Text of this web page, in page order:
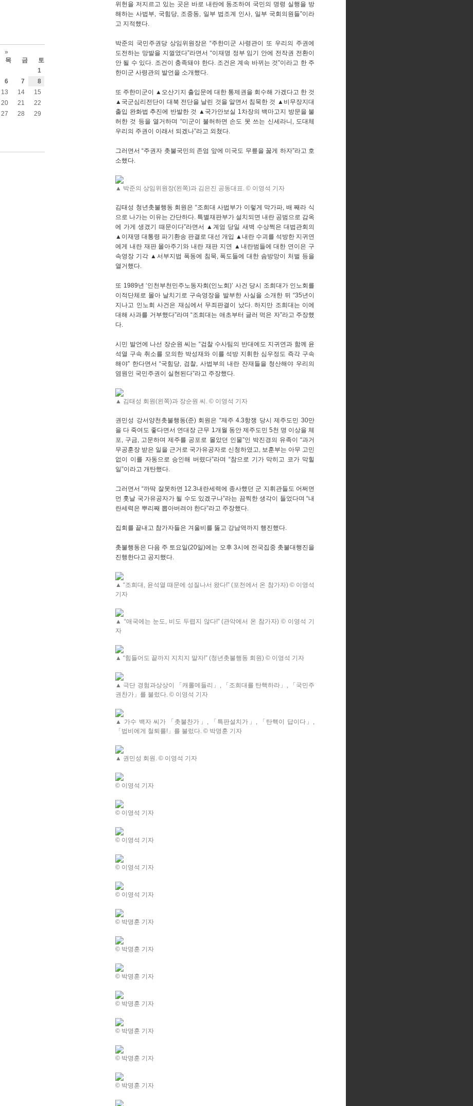
위헌을 저지르고 있는 곳은 바로 내란에 동조하여 국민의 명령 실행을 방
해하는 사법부, 국힘당, 조중동, 일부 법조계 인사, 일부 국회의원들”이라
고 지적했다.
박준의 국민주권당 상임위원장은 “주한미군 사령관이 또 우리의 주권에
도전하는 망발을 지껄였다”라면서 “이재명 정부 임기 안에 전작권 전환이
안 될 수 있다. 조건이 충족돼야 한다. 조건은 계속 바뀌는 것”이라고 한 주
한미군 사령관의 발언을 소개했다.
또 주한미군이 ▲오산기지 출입문에 대한 통제권을 회수해 가겠다고 한 것
▲국군심리전단이 대북 전단을 날린 것을 알면서 침묵한 것 ▲비무장지대
출입 완화법 추진에 반발한 것 ▲국가안보실 1차장의 백마고지 방문을 불
허한 것 등을 열거하며 “미군이 불허하면 손도 못 쓰는 신세라니, 도대체
우리의 주권이 이래서 되겠나”라고 외쳤다.
그러면서 “주권자 촛불국민의 존엄 앞에 미국도 무릎을 꿇게 하자”라고 호
소했다.
▲ 박준의 상임위원장(왼쪽)과 김은진 공동대표. © 이영석 기자
김태성 청년촛불행동 회원은 “조희대 사법부가 이렇게 막가파, 배 째라 식
으로 나가는 이유는 간단하다. 특별재판부가 설치되면 내란 공범으로 감옥
에 가게 생겼기 때문이다”라면서 ▲계엄 당일 새벽 수상쩍은 대법관회의
▲이재명 대통령 파기환송 판결로 대선 개입 ▲내란 수괴를 석방한 지귀연
에게 내란 재판 몰아주기와 내란 재판 지연 ▲내란범들에 대한 연이은 구
속영장 기각 ▲서부지법 폭동에 침묵, 폭도들에 대한 솜방망이 처벌 등을
열거했다.
또 1989년 ‘인천부천민주노동자회(인노회)’ 사건 당시 조희대가 인노회를
이적단체로 몰아 날치기로 구속영장을 발부한 사실을 소개한 뒤 “35년이
지나고 인노회 사건은 재심에서 무죄판결이 났다. 하지만 조희대는 이에
대해 사과를 거부했다”라며 “조희대는 애초부터 글러 먹은 자”라고 주장했
다.
시민 발언에 나선 장순원 씨는 “검찰 수사팀의 반대에도 지귀연과 함께 윤
석열 구속 취소를 모의한 박성재와 이를 석방 지휘한 심우정도 즉각 구속
해야” 한다면서 “국힘당, 검찰, 사법부의 내란 잔재들을 청산해야 우리의
염원인 국민주권이 실현된다”라고 주장했다.
▲ 김태성 회원(왼쪽)과 장순원 씨. © 이영석 기자
권민성 강서양천촛불행동(준) 회원은 “제주 4.3항쟁 당시 제주도민 30만
을 다 죽여도 좋다면서 연대장 근무 1개월 동안 제주도민 5천 명 이상을 체
포, 구금, 고문하며 제주를 공포로 몰았던 인물”인 박진경의 유족이 “과거
무공훈장 받은 일을 근거로 국가유공자로 신청하였고, 보훈부는 아무 고민
없이 이를 자동으로 승인해 버렸다”라며 “참으로 기가 막히고 코가 막힐
일”이라고 개탄했다.
그러면서 “까딱 잘못하면 12.3내란세력에 종사했던 군 지휘관들도 어쩌면
먼 훗날 국가유공자가 될 수도 있겠구나”라는 끔찍한 생각이 들었다며 “내
란세력은 뿌리째 뽑아버려야 한다”라고 주장했다.
집회를 끝내고 참가자들은 겨울비를 뚫고 강남역까지 행진했다.
촛불행동은 다음 주 토요일(20일)에는 오후 3시에 전국집중 촛불대행진을
진행한다고 공지했다.
▲ “조희대, 윤석열 때문에 성질나서 왔다!” (포천에서 온 참가자) © 이영석
기자
▲ “애국에는 눈도, 비도 두렵지 않다!” (관악에서 온 참가자) © 이영석 기
자
▲ “힘들어도 끝까지 지치지 말자!” (청년촛불행동 회원) © 이영석 기자
▲ 극단 경험과상상이 「캐롤메들리」, 「조희대를 탄핵하라」, 「국민주
권찬가」를 불렀다. © 이영석 기자
▲ 가수 백자 씨가 「촛불찬가」, 「특판설치가」, 「탄핵이 답이다」,
「법비에게 철퇴를!」를 불렀다. © 박명훈 기자
▲ 권민성 회원. © 이영석 기자
© 이영석 기자
© 이영석 기자
© 이영석 기자
© 이영석 기자
© 이영석 기자
© 박명훈 기자
© 박명훈 기자
© 박명훈 기자
© 박명훈 기자
© 박명훈 기자
© 박명훈 기자
© 박명훈 기자
»
목 금
토
1
6 7
8
13 14
15
20 21
22
27 28
29